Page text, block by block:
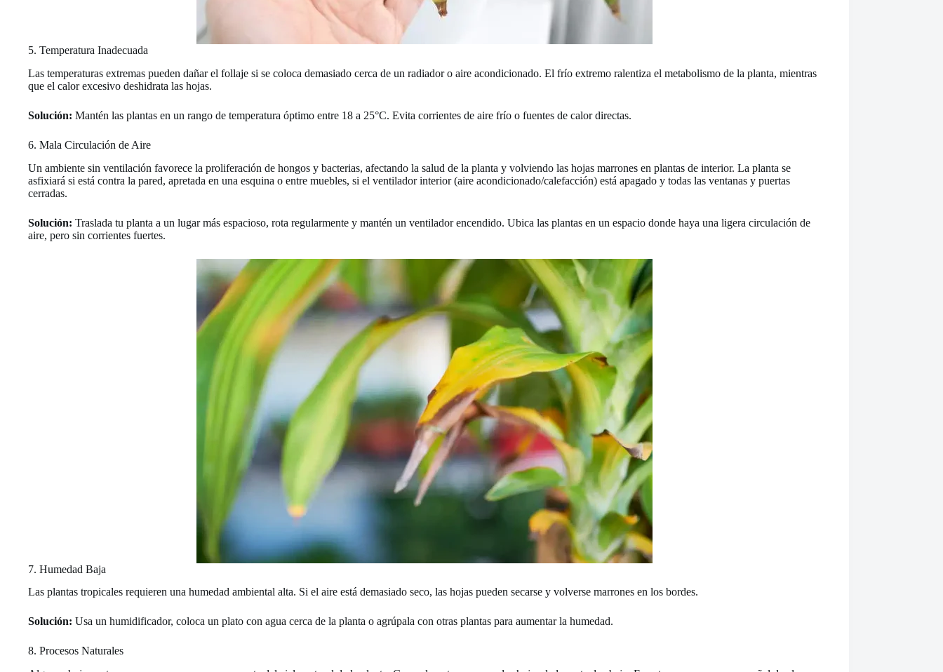
5. Temperatura Inadecuada
Las temperaturas extremas pueden dañar el follaje si se coloca demasiado cerca de un radiador o aire acondicionado. El frío extremo ralentiza el metabolismo de la planta, mientras
que el calor excesivo deshidrata las hojas.
Solución: Mantén las plantas en un rango de temperatura óptimo entre 18 a 25°C. Evita corrientes de aire frío o fuentes de calor directas.
6. Mala Circulación de Aire
Un ambiente sin ventilación favorece la proliferación de hongos y bacterias, afectando la salud de la planta y volviendo las hojas marrones en plantas de interior. La planta se
asfixiará si está contra la pared, apretada en una esquina o entre muebles, si el ventilador interior (aire acondicionado/calefacción) está apagado y todas las ventanas y puertas
cerradas.
Solución: Traslada tu planta a un lugar más espacioso, rota regularmente y mantén un ventilador encendido. Ubica las plantas en un espacio donde haya una ligera circulación de
aire, pero sin corrientes fuertes.
7. Humedad Baja
Las plantas tropicales requieren una humedad ambiental alta. Si el aire está demasiado seco, las hojas pueden secarse y volverse marrones en los bordes.
Solución: Usa un humidificador, coloca un plato con agua cerca de la planta o agrúpala con otras plantas para aumentar la humedad.
8. Procesos Naturales